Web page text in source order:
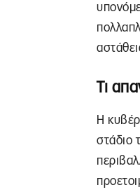
Τι
Η
στάδιο